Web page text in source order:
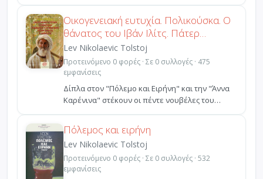
ανατοµία ενός γάµου, ένα...
Οικογενειακή ευτυχία. Πολικούσκα. Ο
θάνατος του Ιβάν Ιλίτς. Πάτερ
Σέργιος. Ο διάβολος
Lev Nikolaevic Tolstoj
Προτεινόμενο 0 φορές · Σε 0 συλλογές · 475
εμφανίσεις
Δίπλα στον "Πόλεμο και Ειρήνη" και την "Άννα
Καρένινα" στέκουν οι πέντε νουβέλες του
Λέοντος Τολστόι...
Πόλεμος και ειρήνη
Lev Nikolaevic Tolstoj
Προτεινόμενο 0 φορές · Σε 0 συλλογές · 532
εμφανίσεις